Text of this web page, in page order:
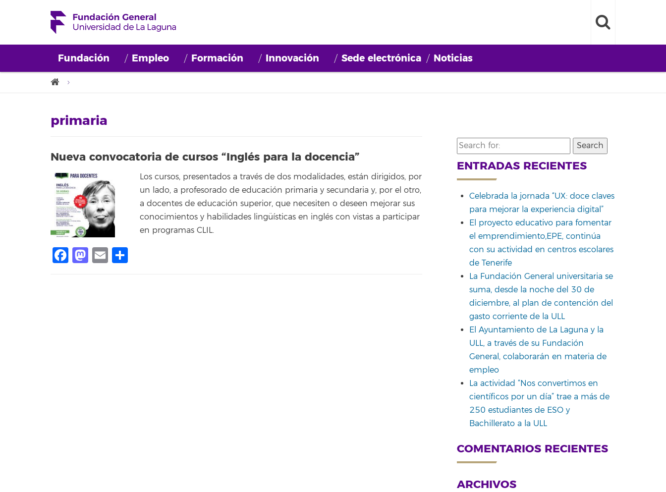
Fundación Empleo Formación Innovación Sede electrónica Noticias
primaria
Nueva convocatoria de cursos “Inglés para la docencia”
Los cursos, presentados a través de dos modalidades, están dirigidos, por
un lado, a profesorado de educación primaria y secundaria y, por el otro,
a docentes de educación superior, que necesiten o deseen mejorar sus
conocimientos y habilidades lingüísticas en inglés con vistas a participar
en programas CLIL.
Facebook
Mastodon
Email
Search
for:
ENTRADAS RECIENTES
Celebrada la jornada “UX: doce claves
para mejorar la experiencia digital”
El proyecto educativo para fomentar
el emprendimiento,EPE, continúa
con su actividad en centros escolares
de Tenerife
La Fundación General universitaria se
suma, desde la noche del 30 de
diciembre, al plan de contención del
gasto corriente de la ULL
El Ayuntamiento de La Laguna y la
ULL, a través de su Fundación
General, colaborarán en materia de
empleo
La actividad “Nos convertimos en
científicos por un día” trae a más de
250 estudiantes de ESO y
Bachillerato a la ULL
COMENTARIOS RECIENTES
ARCHIVOS